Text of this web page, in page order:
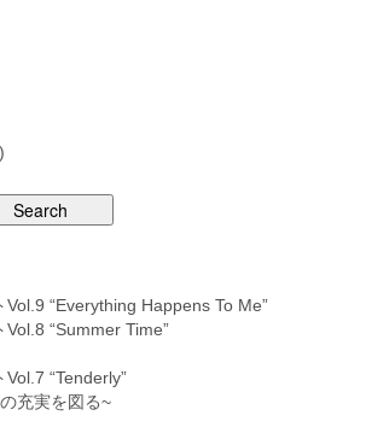
“Everything Happens To Me”
“Summer Time”
“Tenderly”
充実を図る~